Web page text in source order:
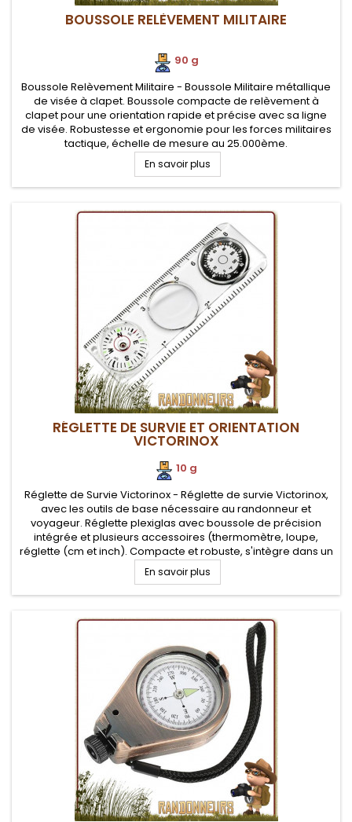
BOUSSOLE RELÈVEMENT MILITAIRE
90 g
Boussole Relèvement Militaire - Boussole Militaire métallique
de visée à clapet. Boussole compacte de relèvement à
clapet pour une orientation rapide et précise avec sa ligne
de visée. Robustesse et ergonomie pour les forces militaires
tactique, échelle de mesure au 25.000ème.
En savoir plus
RÉGLETTE DE SURVIE ET ORIENTATION
VICTORINOX
10 g
Réglette de Survie Victorinox - Réglette de survie Victorinox,
avec les outils de base nécessaire au randonneur et
voyageur. Réglette plexiglas avec boussole de précision
intégrée et plusieurs accessoires (thermomètre, loupe,
réglette (cm et inch). Compacte et robuste, s'intègre dans un
kit de survie
En savoir plus